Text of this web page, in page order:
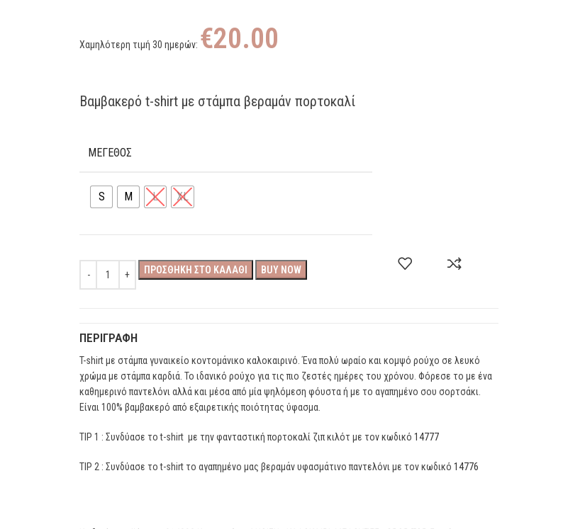
Χαμηλότερη τιμή 30 ημερών: €20.00
Βαμβακερό t-shirt με στάμπα βεραμάν πορτοκαλί
ΜΕΓΕΘΟΣ
S M L XL
ΠΡΟΣΘΉΚΗ ΣΤΟ ΚΑΛΆΘΙ BUY NOW
ΠΕΡΙΓΡΑΦΉ
T-shirt με στάμπα γυναικείο κοντομάνικο καλοκαιρινό. Ένα πολύ ωραίο και κομψό ρούχο σε λευκό
χρώμα με στάμπα καρδιά. Το ιδανικό ρούχο για τις πιο ζεστές ημέρες του χρόνου. Φόρεσε το με ένα
καθημερινό παντελόνι αλλά και μέσα από μία ψηλόμεση φόυστα ή με το αγαπημένο σου σορτσάκι.
Είναι 100% βαμβακερό από εξαιρετικής ποιότητας ύφασμα.
TIP 1 : Συνδύασε το t-shirt με την φανταστική πορτοκαλί ζιπ κιλότ με τον κωδικό 14777
TIP 2 : Συνδύασε το t-shirt το αγαπημένο μας βεραμάν υφασμάτινο παντελόνι με τον κωδικό 14776